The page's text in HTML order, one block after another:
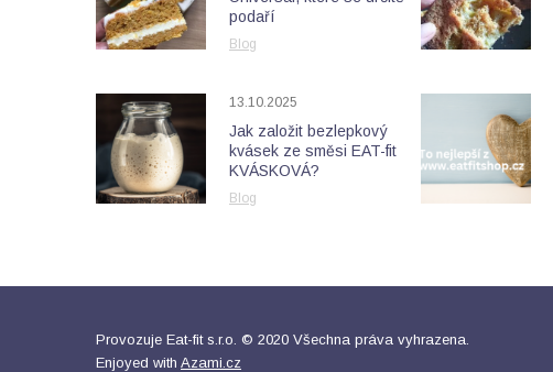
podaří
Blog
13.10.2025
Jak založit bezlepkový
kvásek ze směsi EAT-fit
KVÁSKOVÁ?
Blog
Provozuje Eat-fit s.r.o. © 2020 Všechna práva vyhrazena.
Enjoyed with Azami.cz